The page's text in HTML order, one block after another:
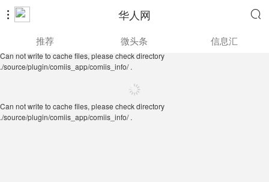
 华人网 
./source/plugin/comiis_app/comiis_info/ .
推荐 微头条 信息汇
Can not write to cache files, please check directory
./source/plugin/comiis_app/comiis_info/ .
Can not write to cache files, please check directory
./source/plugin/comiis_app/comiis_info/ .